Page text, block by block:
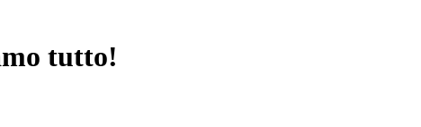
tutto!